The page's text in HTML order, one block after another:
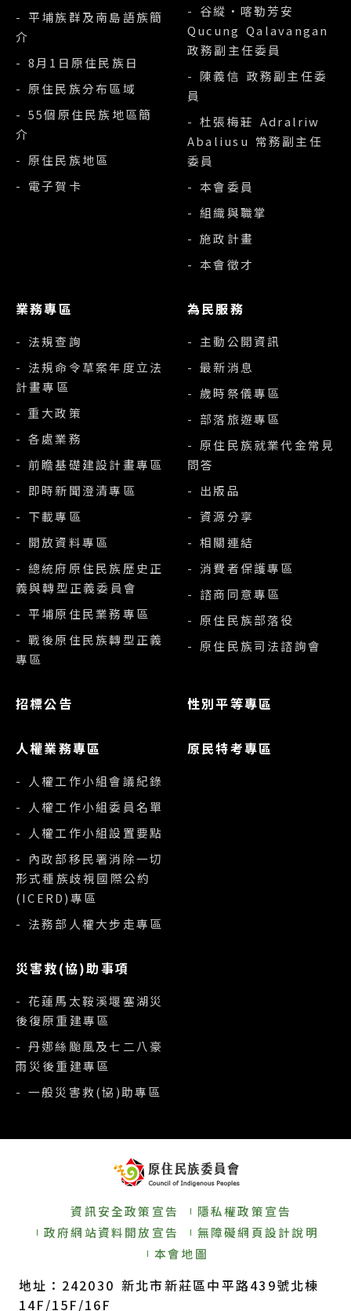
- 平埔族群及南島語族簡
介
- 8月1日原住民族日
- 原住民族分布區域
- 55個原住民族地區簡
介
- 原住民族地區
- 電子賀卡
- 谷縱‧喀勒芳安
Qucung Qalavangan
政務副主任委員
- 陳義信 政務副主任委
員
- 杜張梅莊 Adralriw
Abaliusu 常務副主任
委員
- 本會委員
- 組織與職掌
- 施政計畫
- 本會徵才
業務專區
- 法規查詢
- 法規命令草案年度立法
計畫專區
- 重大政策
- 各處業務
- 前瞻基礎建設計畫專區
- 即時新聞澄清專區
- 下載專區
- 開放資料專區
- 總統府原住民族歷史正
義與轉型正義委員會
- 平埔原住民業務專區
- 戰後原住民族轉型正義
專區
為民服務
- 主動公開資訊
- 最新消息
- 歲時祭儀專區
- 部落旅遊專區
- 原住民族就業代金常見
問答
- 出版品
- 資源分享
- 相關連結
- 消費者保護專區
- 諮商同意專區
- 原住民族部落役
- 原住民族司法諮詢會
招標公告 性別平等專區
人權業務專區
- 人權工作小組會議紀錄
- 人權工作小組委員名單
- 人權工作小組設置要點
- 內政部移民署消除一切
形式種族歧視國際公約
(ICERD)專區
- 法務部人權大步走專區
原民特考專區
災害救(協)助事項
- 花蓮馬太鞍溪堰塞湖災
後復原重建專區
- 丹娜絲颱風及七二八豪
雨災後重建專區
- 一般災害救(協)助專區
資訊安全政策宣告
隱私權政策宣告
政府網站資料開放宣告
無障礙網頁設計說明
本會地圖
地址：242030 新北市新莊區中平路439號北棟
14F/15F/16F